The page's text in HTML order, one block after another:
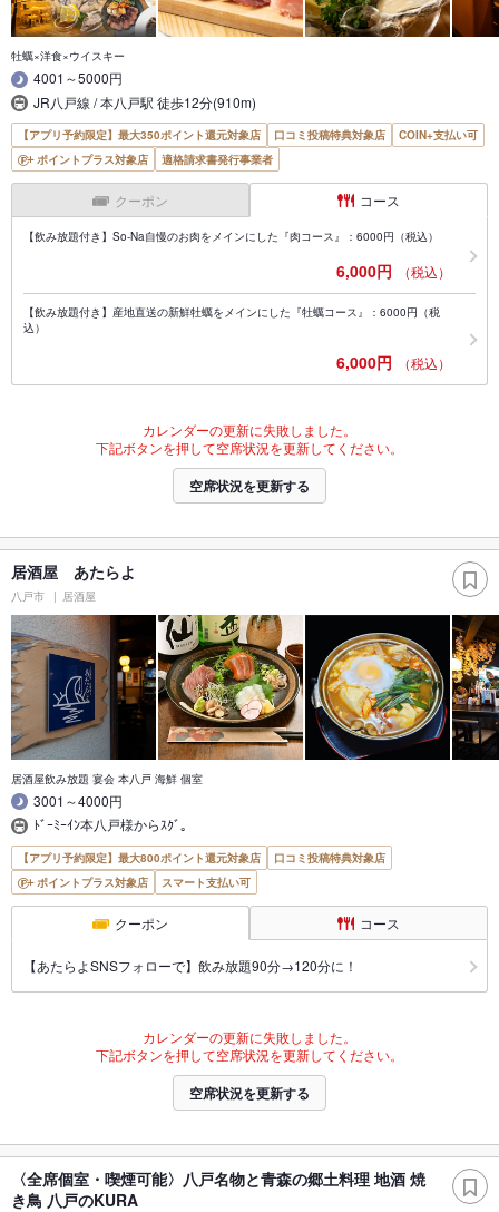
牡蠣×洋食×ウイスキー
4001～5000円
JR八戸線 / 本八戸駅 徒歩12分(910m)
【アプリ予約限定】最大350ポイント還元対象店 口コミ投稿特典対象店
COIN+支払い可
ポイントプラス対象店
適格請求書発行事業者
クーポン コース
【飲み放題付き】So-Na自慢のお肉をメインにした『肉コース』：6000円（税込）
6,000円 （税込）
【飲み放題付き】産地直送の新鮮牡蠣をメインにした『牡蠣コース』：6000円（税
込）
6,000円 （税込）
カレンダーの更新に失敗しました。
下記ボタンを押して空席状況を更新してください。
空席状況を更新する
居酒屋 あたらよ
八戸市 居酒屋
居酒屋飲み放題 宴会 本八戸 海鮮 個室
3001～4000円
ﾄﾞｰﾐｰｲﾝ本八戸様からｽｸﾞ｡
【アプリ予約限定】最大800ポイント還元対象店
口コミ投稿特典対象店
ポイントプラス対象店
スマート支払い可
クーポン コース
【あたらよSNSフォローで】飲み放題90分→120分に！
カレンダーの更新に失敗しました。
下記ボタンを押して空席状況を更新してください。
空席状況を更新する
〈全席個室・喫煙可能〉八戸名物と青森の郷土料理 地酒 焼
き鳥 八戸のKURA